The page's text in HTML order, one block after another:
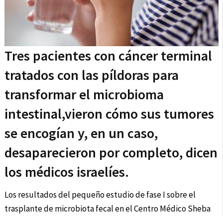
Tres pacientes con cáncer terminal
tratados con las píldoras para
transformar el microbioma
intestinal,vieron cómo sus tumores
se encogían y, en un caso,
desaparecieron por completo, dicen
los médicos israelíes.
Los resultados del pequeño estudio de fase I sobre el
trasplante de microbiota fecal en el Centro Médico Sheba